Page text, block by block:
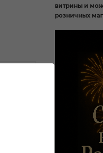
витрины и
розничных